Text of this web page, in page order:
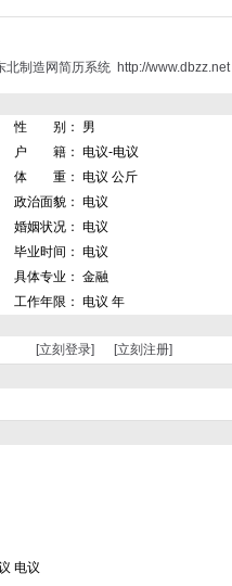
北制造网简历系统 http://www.dbzz.net
性 别： 男
户 籍： 电议-电议
体 重： 电议 公斤
政治面貌： 电议
婚姻状况： 电议
毕业时间： 电议
具体专业： 金融
工作年限： 电议 年
[立刻登录]
[立刻注册]
电议